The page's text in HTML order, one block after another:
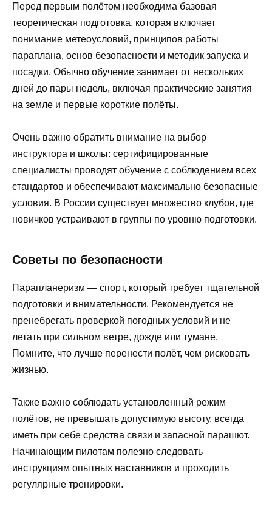
Перед первым полётом необходима базовая
теоретическая подготовка, которая включает
понимание метеоусловий, принципов работы
параплана, основ безопасности и методик запуска и
посадки. Обычно обучение занимает от нескольких
дней до пары недель, включая практические занятия
на земле и первые короткие полёты.
Очень важно обратить внимание на выбор
инструктора и школы: сертифицированные
специалисты проводят обучение с соблюдением всех
стандартов и обеспечивают максимально безопасные
условия. В России существует множество клубов, где
новичков устраивают в группы по уровню подготовки.
Советы по безопасности
Парапланеризм — спорт, который требует тщательной
подготовки и внимательности. Рекомендуется не
пренебрегать проверкой погодных условий и не
летать при сильном ветре, дожде или тумане.
Помните, что лучше перенести полёт, чем рисковать
жизнью.
Также важно соблюдать установленный режим
полётов, не превышать допустимую высоту, всегда
иметь при себе средства связи и запасной парашют.
Начинающим пилотам полезно следовать
инструкциям опытных наставников и проходить
регулярные тренировки.